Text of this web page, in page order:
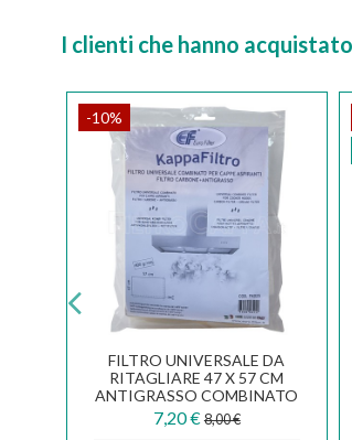
I clienti che hanno
-10%
FILTRO UNIVERSALE DA
RITAGLIARE 47 X 57 CM
ANTIGRASSO COMBINATO
CARBONE ATTIVO FK025
7,20 €8,00 €